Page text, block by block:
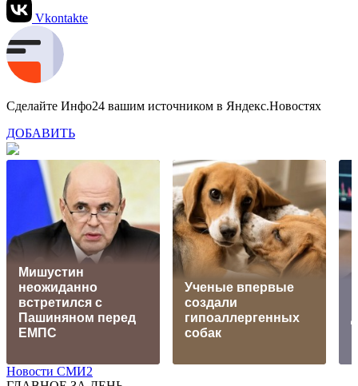
Vkontakte
Сделайте Инфо24 вашим источником в Яндекс.Новостях
ДОБАВИТЬ
Мишустин
неожиданно
встретился с
Пашиняном перед
ЕМПС
Ученые впервые
создали
гипоаллергенных
собак
Новости СМИ2